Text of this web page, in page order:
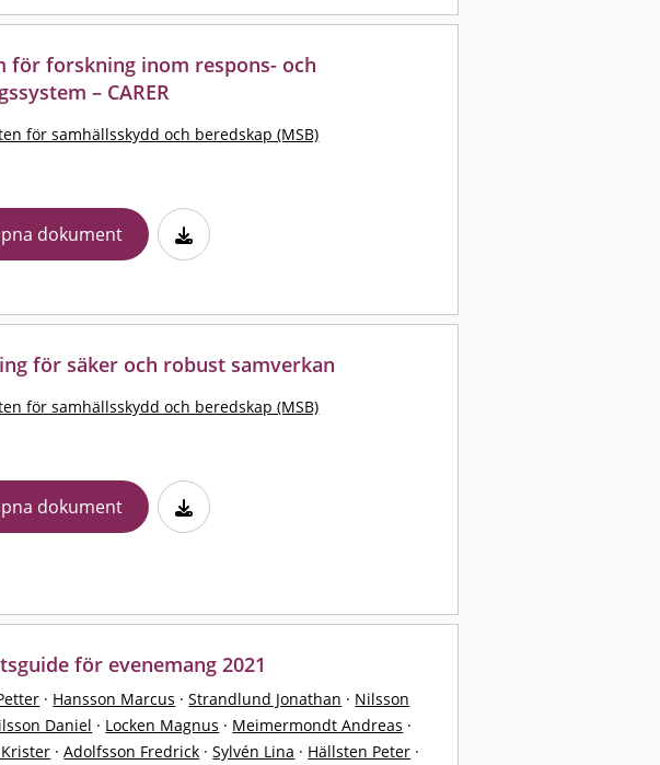
för forskning inom respons- och
– CARER
för samhällsskydd och beredskap (MSB)
dokument
för säker och robust samverkan
för samhällsskydd och beredskap (MSB)
dokument
för evenemang 2021
· Hansson Marcus · Strandlund Jonathan · Nilsson
Daniel · Locken Magnus · Meimermondt Andreas ·
· Adolfsson Fredrick · Sylvén Lina · Hällsten Peter ·